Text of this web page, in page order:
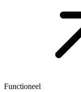
Functioneel